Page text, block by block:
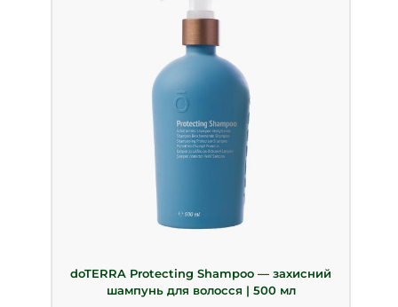
doTERRA Protecting Shampoo — захисний
шампунь для волосся | 500 мл